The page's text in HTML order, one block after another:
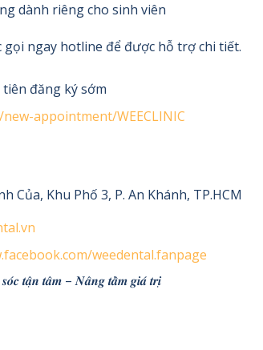
dành riêng cho sinh viên
gọi ngay hotline để được hỗ trợ chi tiết.
đăng ký sớm
appointment/WEECLINIC
Của, Khu Phố 3, P. An Khánh, TP.HCM
weedental.fanpage
𝒕𝒂̂𝒎 – 𝑵𝒂̂𝒏𝒈 𝒕𝒂̂̀𝒎 𝒈𝒊𝒂́ 𝒕𝒓𝒊̣